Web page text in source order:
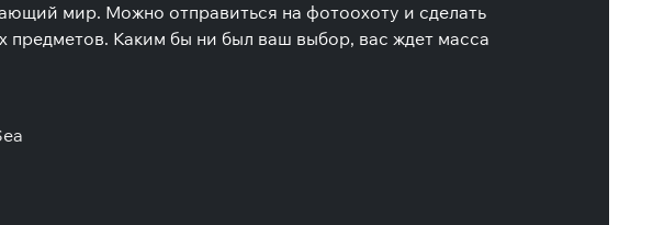
мир. Можно отправиться на фотоохоту и сделать
предметов. Каким бы ни был ваш выбор, вас ждет масса